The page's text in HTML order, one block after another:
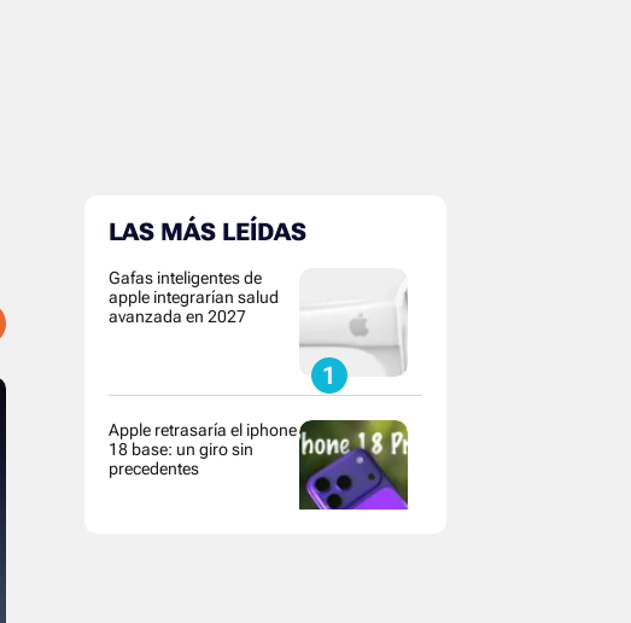
LAS MÁS LEÍDAS
Gafas inteligentes de
apple integrarían salud
avanzada en 2027
Apple retrasaría el iphone
18 base: un giro sin
precedentes